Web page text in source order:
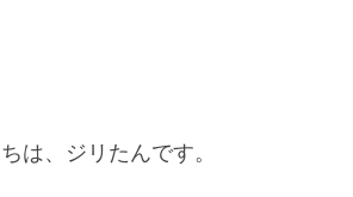
は、ジリたんです。